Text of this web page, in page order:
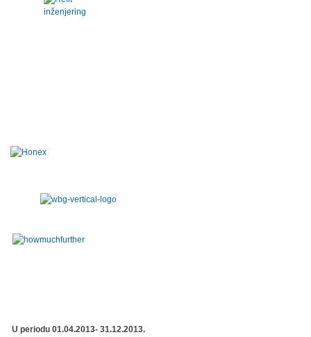
U periodu 01.04.2013- 31.12.2013.